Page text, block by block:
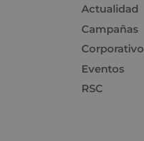
Actualidad
Campañas
Corporativo
Eventos
RSC